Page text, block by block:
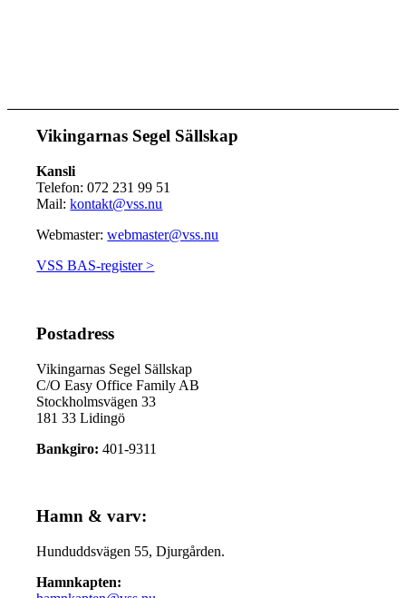
Vikingarnas Segel Sällskap
Kansli
Telefon: 072 231 99 51
Mail:kontakt@vss.nu
Webmaster:webmaster@vss.nu
VSS BAS-register >
Postadress
Vikingarnas Segel Sällskap
C/O Easy Office Family AB
Stockholmsvägen 33
181 33 Lidingö
Bankgiro:401-9311
Hamn & varv:
Hunduddsvägen 55, Djurgården.
Hamnkapten: